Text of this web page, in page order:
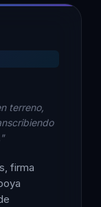
terreno,
firma